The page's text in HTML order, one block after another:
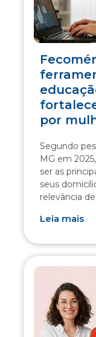
por
Segundo
MG em
ser as
seus
relevância
Leia mais